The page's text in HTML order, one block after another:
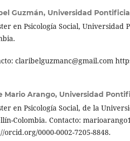
Guzmán, Universidad
en Psicología Social, Universidad
claribelguzmanc@gmail.com
Mario Arango, Universidad
en Psicología Social, de la
Colombia. Contacto:
orcid.org/0000-0002-7205-8848.